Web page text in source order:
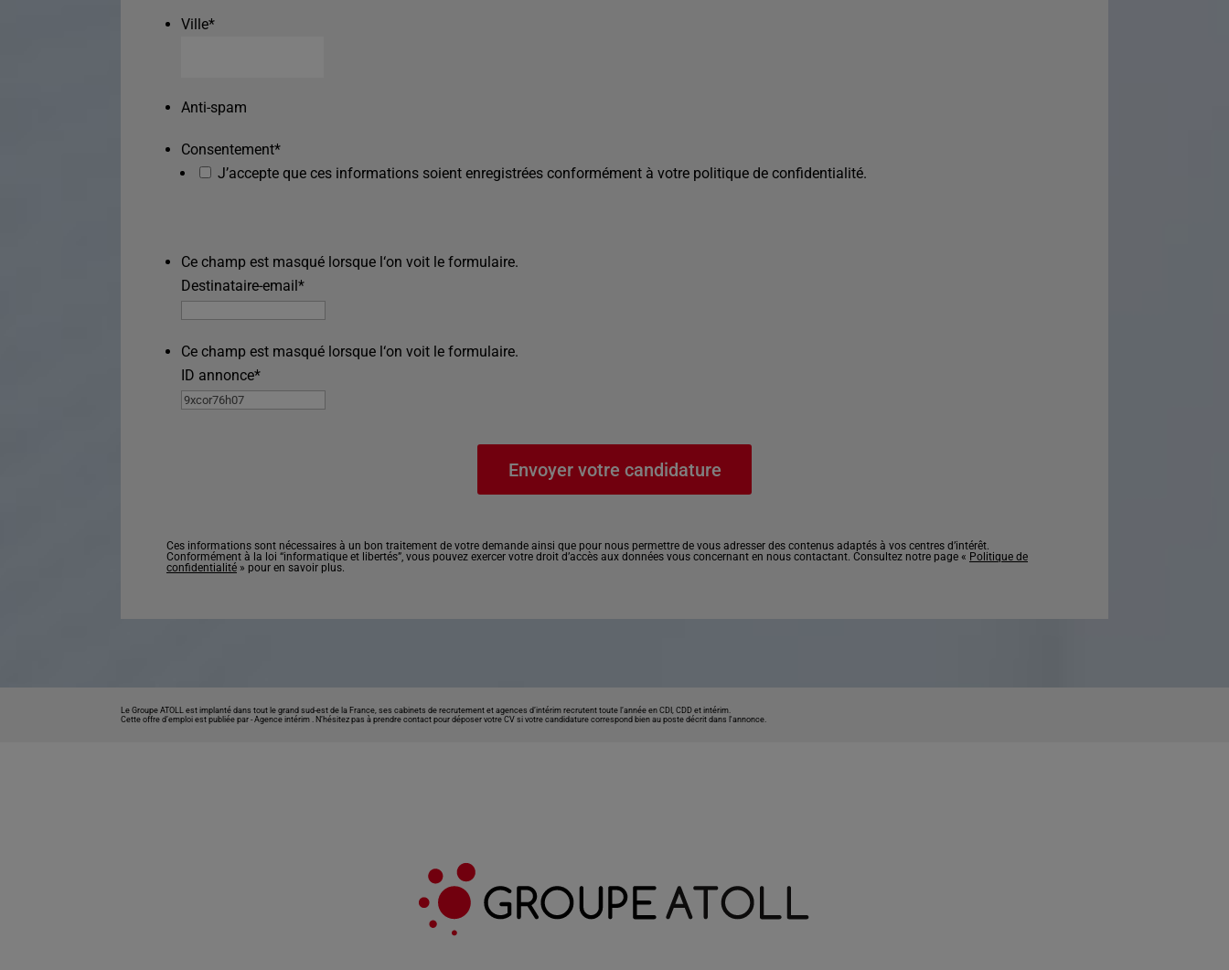
Ville*
Anti-spam
Consentement*
J’accepte que ces informations soient enregistrées conformément à votre politique de confidentialité.
Ce champ est masqué lorsque l‘on voit le formulaire.
Destinataire-email*
Ce champ est masqué lorsque l‘on voit le formulaire.
ID annonce*
Ces informations sont nécessaires à un bon traitement de votre demande ainsi que pour nous permettre de vous adresser des contenus adaptés à vos centres d’intérêt.
Conformément à la loi “informatique et libertés”, vous pouvez exercer votre droit d’accès aux données vous concernant en nous contactant. Consultez notre page « Politique de
confidentialité » pour en savoir plus.
Le Groupe ATOLL est implanté dans tout le grand sud-est de la France, ses cabinets de recrutement et agences d’intérim recrutent toute l’année en CDI, CDD et intérim.
Cette offre d’emploi est publiée par -Agence intérim . N’hésitez pas à prendre contact pour déposer votre CV si votre candidature correspond bien au poste décrit dans l'annonce.